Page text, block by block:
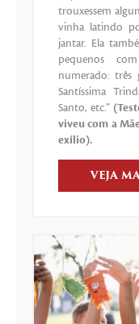
trouxessem
vinha latindo
jantar. Ela
pequenos
numerado: três
Santíssima
Santo, etc.”
viveu com a
exílio).
VEJA